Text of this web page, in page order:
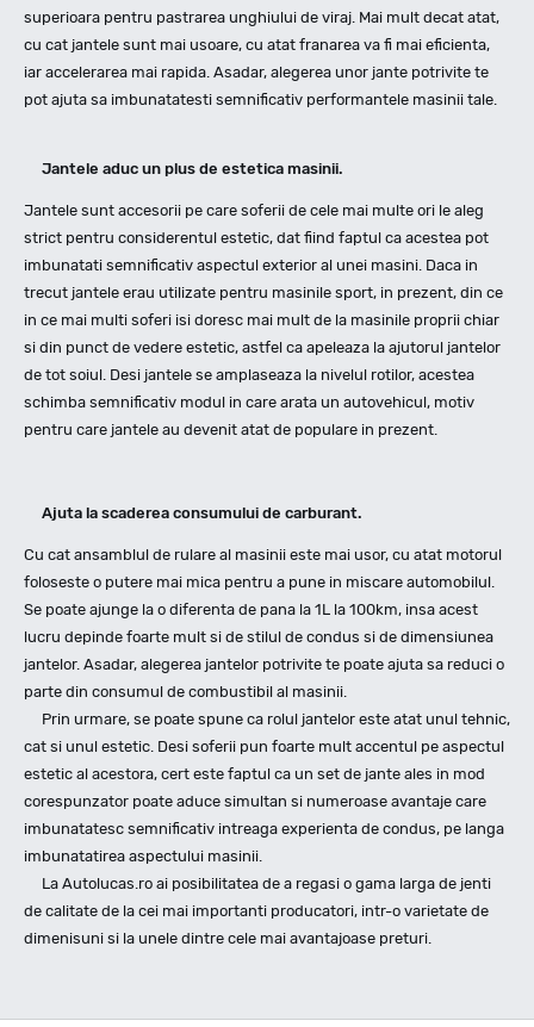
superioara pentru pastrarea unghiului de viraj. Mai mult decat atat,
cu cat jantele sunt mai usoare, cu atat franarea va fi mai eficienta,
iar accelerarea mai rapida. Asadar, alegerea unor jante potrivite te
pot ajuta sa imbunatatesti semnificativ performantele masinii tale.
Jantele aduc un plus de estetica masinii.
Jantele sunt accesorii pe care soferii de cele mai multe ori le aleg
strict pentru considerentul estetic, dat fiind faptul ca acestea pot
imbunatati semnificativ aspectul exterior al unei masini. Daca in
trecut jantele erau utilizate pentru masinile sport, in prezent, din ce
in ce mai multi soferi isi doresc mai mult de la masinile proprii chiar
si din punct de vedere estetic, astfel ca apeleaza la ajutorul jantelor
de tot soiul. Desi jantele se amplaseaza la nivelul rotilor, acestea
schimba semnificativ modul in care arata un autovehicul, motiv
pentru care jantele au devenit atat de populare in prezent.
Ajuta la scaderea consumului de carburant.
Cu cat ansamblul de rulare al masinii este mai usor, cu atat motorul
foloseste o putere mai mica pentru a pune in miscare automobilul.
Se poate ajunge la o diferenta de pana la 1L la 100km, insa acest
lucru depinde foarte mult si de stilul de condus si de dimensiunea
jantelor. Asadar, alegerea jantelor potrivite te poate ajuta sa reduci o
parte din consumul de combustibil al masinii.
Prin urmare, se poate spune ca rolul jantelor este atat unul tehnic,
cat si unul estetic. Desi soferii pun foarte mult accentul pe aspectul
estetic al acestora, cert este faptul ca un set de jante ales in mod
corespunzator poate aduce simultan si numeroase avantaje care
imbunatatesc semnificativ intreaga experienta de condus, pe langa
imbunatatirea aspectului masinii.
La Autolucas.ro ai posibilitatea de a regasi o gama larga de jenti
de calitate de la cei mai importanti producatori, intr-o varietate de
dimenisuni si la unele dintre cele mai avantajoase preturi.